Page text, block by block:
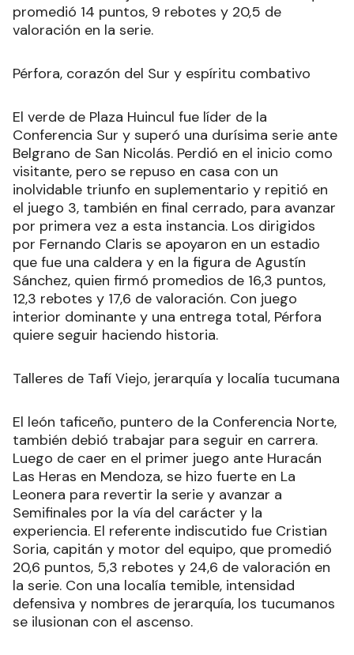
promedió 14 puntos, 9 rebotes y 20,5 de
valoración en la serie.
Pérfora, corazón del Sur y espíritu combativo
El verde de Plaza Huincul fue líder de la
Conferencia Sur y superó una durísima serie ante
Belgrano de San Nicolás. Perdió en el inicio como
visitante, pero se repuso en casa con un
inolvidable triunfo en suplementario y repitió en
el juego 3, también en final cerrado, para avanzar
por primera vez a esta instancia. Los dirigidos
por Fernando Claris se apoyaron en un estadio
que fue una caldera y en la figura de Agustín
Sánchez, quien firmó promedios de 16,3 puntos,
12,3 rebotes y 17,6 de valoración. Con juego
interior dominante y una entrega total, Pérfora
quiere seguir haciendo historia.
Talleres de Tafí Viejo, jerarquía y localía tucumana
El león taficeño, puntero de la Conferencia Norte,
también debió trabajar para seguir en carrera.
Luego de caer en el primer juego ante Huracán
Las Heras en Mendoza, se hizo fuerte en La
Leonera para revertir la serie y avanzar a
Semifinales por la vía del carácter y la
experiencia. El referente indiscutido fue Cristian
Soria, capitán y motor del equipo, que promedió
20,6 puntos, 5,3 rebotes y 24,6 de valoración en
la serie. Con una localía temible, intensidad
defensiva y nombres de jerarquía, los tucumanos
se ilusionan con el ascenso.